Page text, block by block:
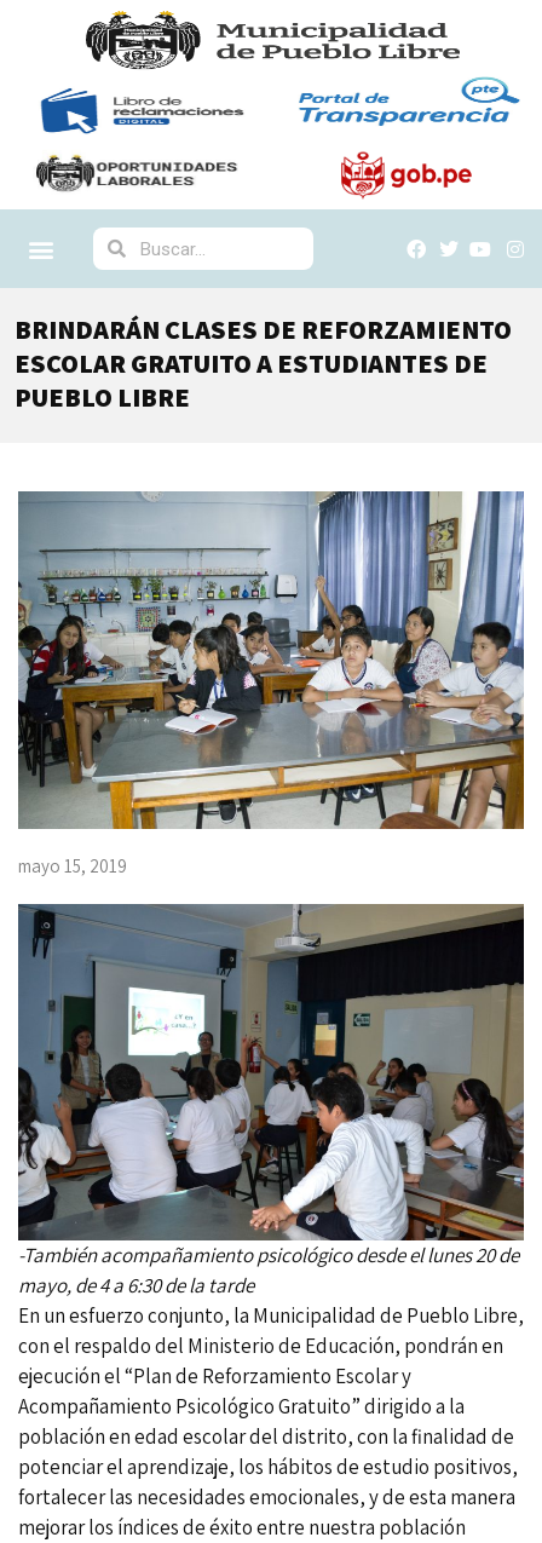
BRINDARÁN CLASES DE REFORZAMIENTO
ESCOLAR GRATUITO A ESTUDIANTES DE
PUEBLO LIBRE
mayo 15, 2019
-También acompañamiento psicológico desde el lunes 20 de
mayo, de 4 a 6:30 de la tarde
En un esfuerzo conjunto, la Municipalidad de Pueblo Libre,
con el respaldo del Ministerio de Educación, pondrán en
ejecución el “Plan de Reforzamiento Escolar y
Acompañamiento Psicológico Gratuito” dirigido a la
población en edad escolar del distrito, con la finalidad de
potenciar el aprendizaje, los hábitos de estudio positivos,
fortalecer las necesidades emocionales, y de esta manera
mejorar los índices de éxito entre nuestra población